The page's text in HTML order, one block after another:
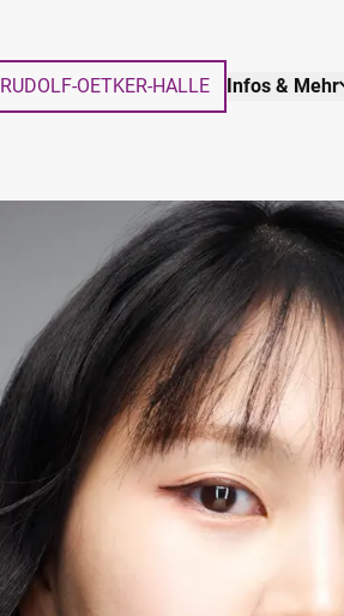
RUDOLF-OETKER-HALLE Infos & Mehr